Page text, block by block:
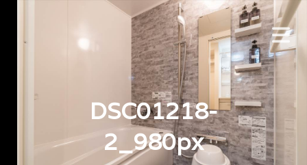
DSC01218-
2_980px